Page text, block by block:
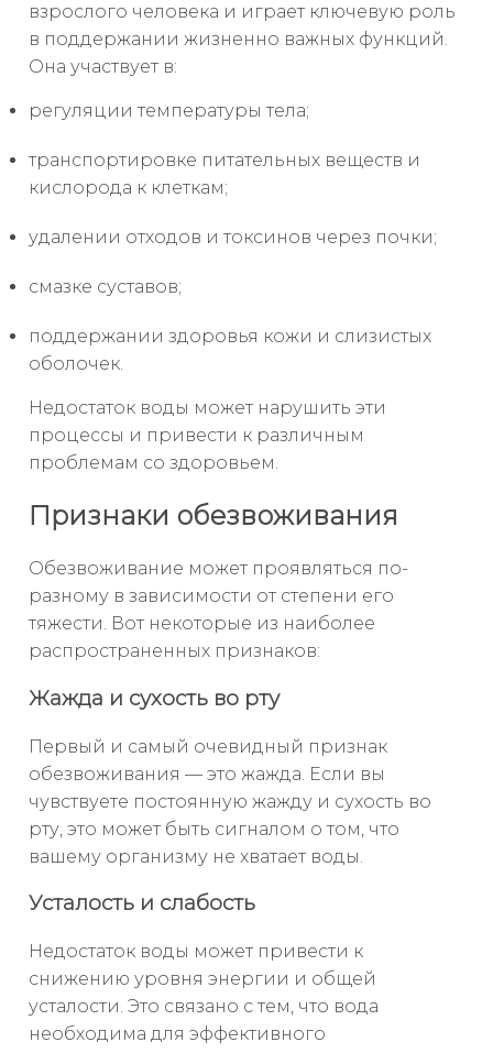
взрослого человека и играет ключевую роль
в поддержании жизненно важных функций.
Она участвует в:
регуляции температуры тела;
транспортировке питательных веществ и
кислорода к клеткам;
удалении отходов и токсинов через почки;
смазке суставов;
поддержании здоровья кожи и слизистых
оболочек.
Недостаток воды может нарушить эти
процессы и привести к различным
проблемам со здоровьем.
Признаки обезвоживания
Обезвоживание может проявляться по-
разному в зависимости от степени его
тяжести. Вот некоторые из наиболее
распространенных признаков:
Жажда и сухость во рту
Первый и самый очевидный признак
обезвоживания — это жажда. Если вы
чувствуете постоянную жажду и сухость во
рту, это может быть сигналом о том, что
вашему организму не хватает воды.
Усталость и слабость
Недостаток воды может привести к
снижению уровня энергии и общей
усталости. Это связано с тем, что вода
необходима для эффективного